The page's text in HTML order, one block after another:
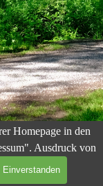
Homepage in den
Ausdruck von
Einverstanden